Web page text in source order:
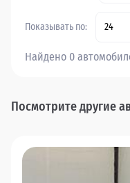
Показывать по: 24
Найдено 0
Посмотрите другие